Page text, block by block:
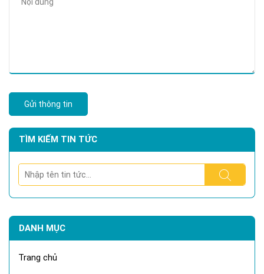
Gửi thông tin
TÌM KIẾM TIN TỨC
DANH MỤC
Trang chủ